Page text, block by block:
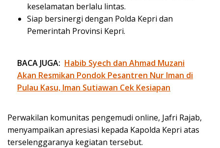
keselamatan berlalu lintas.
Siap bersinergi dengan Polda Kepri dan
Pemerintah Provinsi Kepri.
BACA JUGA: Habib Syech dan Ahmad Muzani
Akan Resmikan Pondok Pesantren Nur Iman di
Pulau Kasu, Iman Sutiawan Cek Kesiapan
Perwakilan komunitas pengemudi online, Jafri Rajab,
menyampaikan apresiasi kepada Kapolda Kepri atas
terselenggaranya kegiatan tersebut.